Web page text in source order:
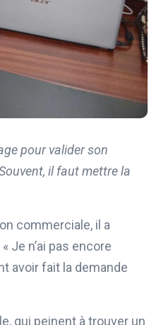
pour valider son
il faut mettre la
commerciale, il a
Je n’ai pas encore
avoir fait la demande
qui peinent à trouver un